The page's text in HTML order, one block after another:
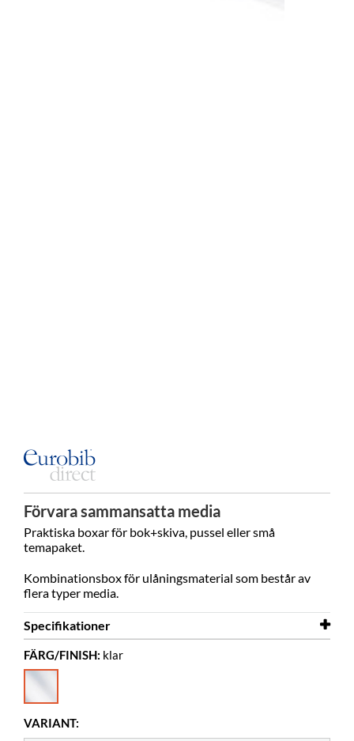
Förvara sammansatta media
Praktiska boxar för bok+skiva, pussel eller små
temapaket.
Kombinationsbox för ulåningsmaterial som består av
flera typer media.
Specifikationer
Bredd
Djup
Färg
klar
FÄRG/FINISH: klar
VARIANT: